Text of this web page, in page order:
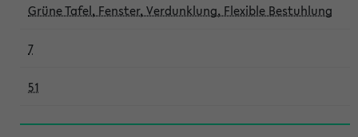
Grüne Tafel, Fenster, Verdunklung, Flexible Bestuhlung
7
51